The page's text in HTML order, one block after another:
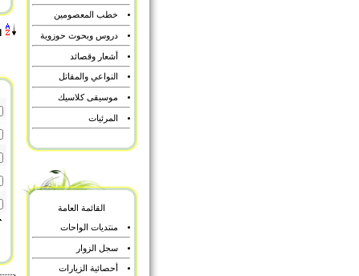
خطب المعصومين
دروس وبحوث حوزوية
أشعار وقصائد
النواعي والمقاتل
موسيقى كلاسيك
المرئيات
القائمة العامة
منتديات الواحات
سجل الزوار
أحصائية الزيارات